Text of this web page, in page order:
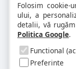
funcție
2. Pot
pe
Folosim
ului, a
detalii, vă
Politica Google.
Functional
Preferinte